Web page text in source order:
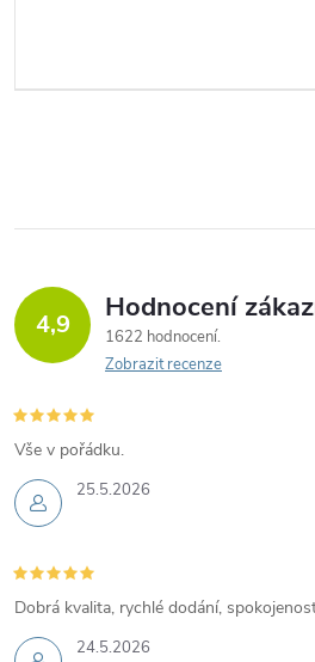
4,9 Hodnocení
1622 hodnocení
Zobrazit recenze
25.5.2026
Vše v pořádku.
24.5.2026
Dobrá kvalita, rychlé dodání,